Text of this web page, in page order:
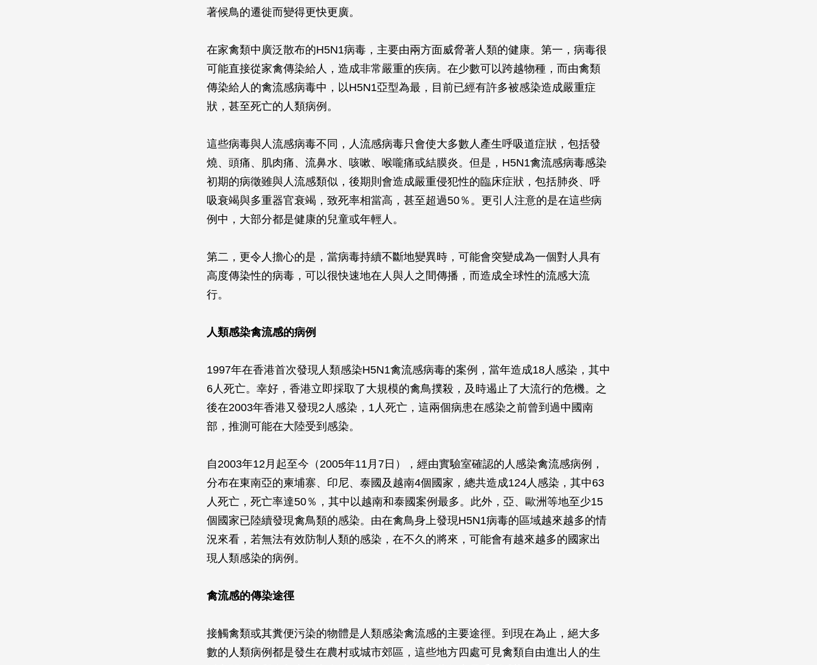
著候鳥的遷徙而變得更快更廣。
在家禽類中廣泛散布的H5N1病毒，主要由兩方面威脅著人類的健康。第一，病毒很
可能直接從家禽傳染給人，造成非常嚴重的疾病。在少數可以跨越物種，而由禽類
傳染給人的禽流感病毒中，以H5N1亞型為最，目前已經有許多被感染造成嚴重症
狀，甚至死亡的人類病例。
這些病毒與人流感病毒不同，人流感病毒只會使大多數人產生呼吸道症狀，包括發
燒、頭痛、肌肉痛、流鼻水、咳嗽、喉嚨痛或結膜炎。但是，H5N1禽流感病毒感染
初期的病徵雖與人流感類似，後期則會造成嚴重侵犯性的臨床症狀，包括肺炎、呼
吸衰竭與多重器官衰竭，致死率相當高，甚至超過50％。更引人注意的是在這些病
例中，大部分都是健康的兒童或年輕人。
第二，更令人擔心的是，當病毒持續不斷地變異時，可能會突變成為一個對人具有
高度傳染性的病毒，可以很快速地在人與人之間傳播，而造成全球性的流感大流
行。
人類感染禽流感的病例
1997年在香港首次發現人類感染H5N1禽流感病毒的案例，當年造成18人感染，其中
6人死亡。幸好，香港立即採取了大規模的禽鳥撲殺，及時遏止了大流行的危機。之
後在2003年香港又發現2人感染，1人死亡，這兩個病患在感染之前曾到過中國南
部，推測可能在大陸受到感染。
自2003年12月起至今（2005年11月7日），經由實驗室確認的人感染禽流感病例，
分布在東南亞的柬埔寨、印尼、泰國及越南4個國家，總共造成124人感染，其中63
人死亡，死亡率達50％，其中以越南和泰國案例最多。此外，亞、歐洲等地至少15
個國家已陸續發現禽鳥類的感染。由在禽鳥身上發現H5N1病毒的區域越來越多的情
況來看，若無法有效防制人類的感染，在不久的將來，可能會有越來越多的國家出
現人類感染的病例。
禽流感的傳染途徑
接觸禽類或其糞便污染的物體是人類感染禽流感的主要途徑。到現在為止，絕大多
數的人類病例都是發生在農村或城市郊區，這些地方四處可見禽類自由進出人的生